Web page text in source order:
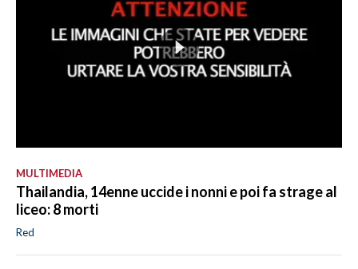
MULTIMEDIA
Thailandia, 14enne uccide i nonni e poi fa strage al
liceo: 8 morti
Red